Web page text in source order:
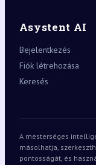
Asystent AI
Bejelentkezés
Fiók létrehozása
Keresés
A mesterséges
másolhatja,
pontosságát, és